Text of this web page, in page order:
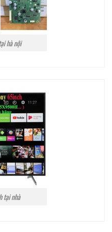
hà nội
tại nhà